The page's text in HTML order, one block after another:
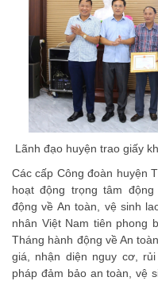
Lãnh đạo huyện trao giấy
Các cấp Công đoàn huyện
hoạt động trọng tâm
động về An toàn, vệ sinh
nhân Việt Nam tiên phong
Tháng hành động về An
giá, nhận diện nguy cơ,
pháp đảm bảo an toàn, vệ